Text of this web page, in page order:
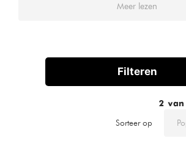
Meer lezen
Filteren
2 van
Sorteer op